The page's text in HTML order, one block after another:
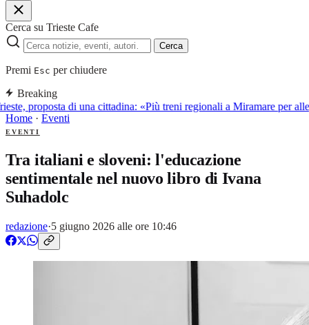
Cerca su Trieste Cafe
Cerca
Premi Esc per chiudere
Breaking
proposta di una cittadina: «Più treni regionali a Miramare per
Home · Eventi
EVENTI
Tra italiani e sloveni: l'educazione
sentimentale nel nuovo libro di Ivana
Suhadolc
redazione·5 giugno 2026 alle ore 10:46